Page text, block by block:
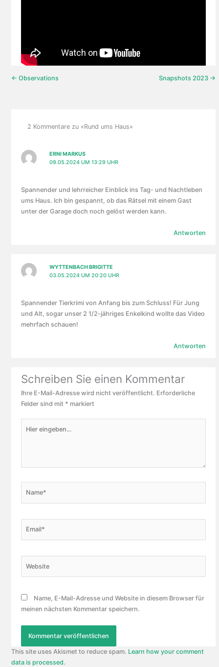
← Observations Snapshots 2023 →
2 Kommentare zu «Rund ums Haus»
ERNI MARKUS
09.05.2024 UM 13:29 UHR
Spannender und lehrreicher Einblick ins Tag- und Nachtleben
ums Haus. Ich bin gespannt, ob das Rätsel mit einem Gast
unter der Garage doch noch gelöst werden kann.
Antworten
WYTTENBACH BRIGITTE
03.05.2024 UM 20:20 UHR
Spannender Tierkrimi von Anfang bis zum Schluss! Für Jung
und Alt, sogar unser 2 1/2-jähriges Enkelkind wollte das Video
mehrfach schauen!
Antworten
Schreiben Sie einen Kommentar
Ihre E-Mail-Adresse wird nicht veröffentlicht. Erforderliche
Felder sind mit * markiert
eingeben…
Name, E-Mail-Adresse und Website in diesem Browser für
meinen nächsten Kommentar speichern.
This site uses Akismet to reduce spam. Learn how your comment
data is processed.